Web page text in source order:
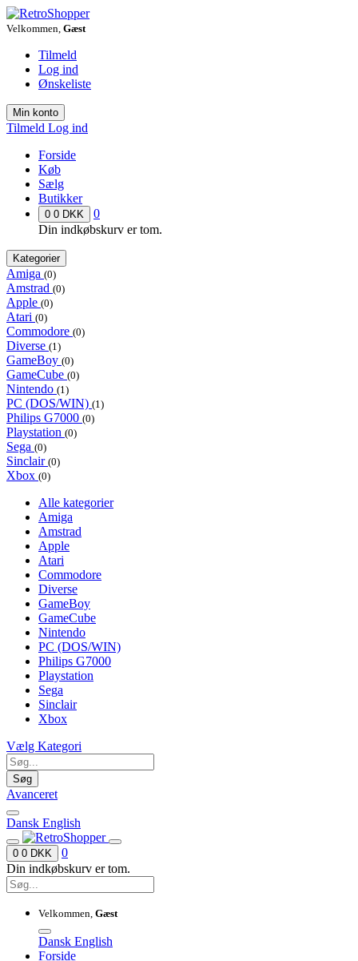
Velkommen, Gæst
Tilmeld
Log ind
Ønskeliste
Min konto
Tilmeld Log ind
Forside
Køb
Sælg
Butikker
0 0 DKK
0
Din indkøbskurv er tom.
Kategorier
Amiga (0)
Amstrad (0)
Apple (0)
Atari (0)
Commodore (0)
Diverse (1)
GameBoy (0)
GameCube (0)
Nintendo (1)
PC (DOS/WIN) (1)
Philips G7000 (0)
Playstation (0)
Sega (0)
Sinclair (0)
Xbox (0)
Alle kategorier
Amiga
Amstrad
Apple
Atari
Commodore
Diverse
GameBoy
GameCube
Nintendo
PC (DOS/WIN)
Philips G7000
Playstation
Sega
Sinclair
Xbox
Vælg Kategori
Søg
Avanceret
Dansk English
0 0 DKK
0
Din indkøbskurv er tom.
Velkommen, Gæst
Dansk English
Forside